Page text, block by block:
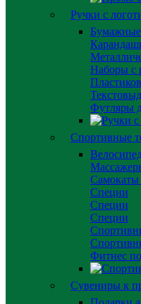
Ручки с
Бумажные
Наборы с
Футляры
Спортивные
Самокаты
Специи
Специи
Специи
Фитнес
Сувениры к